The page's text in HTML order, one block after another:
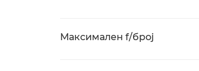
Максимален f/број